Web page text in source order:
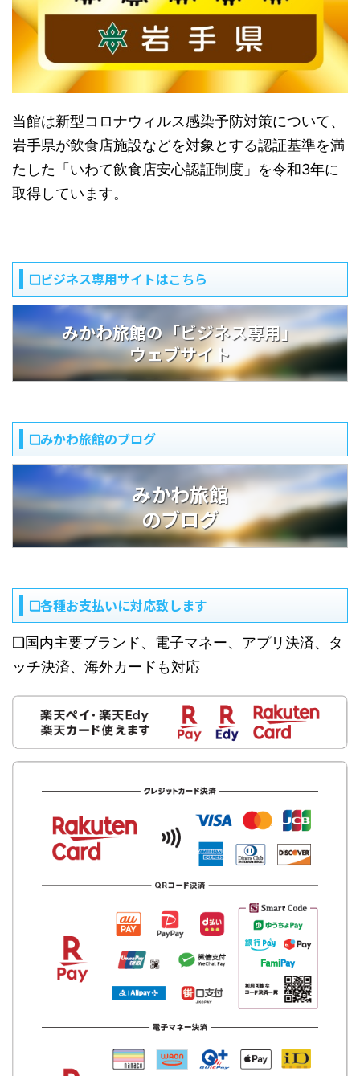
当館は新型コロナウィルス感染予防対策について、
岩手県が飲食店施設などを対象とする認証基準を満
たした「いわて飲食店安心認証制度」を令和3年に
取得しています。
❏ビジネス専用サイトはこちら
みかわ旅館の「ビジネス専用」
ウェブサイト
❏みかわ旅館のブログ
みかわ旅館
のブログ
❏各種お支払いに対応致します
❏国内主要ブランド、電子マネー、アプリ決済、タ
ッチ決済、海外カードも対応